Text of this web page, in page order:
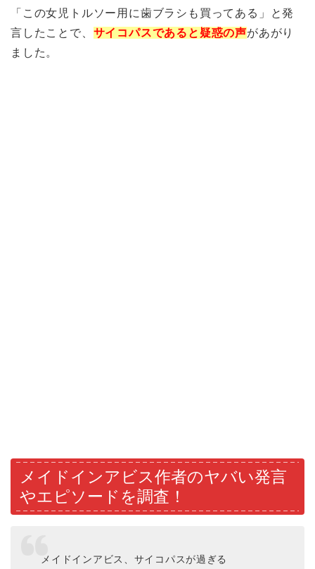
「この女児トルソー用に歯ブラシも買ってある」と発
言したことで、 サイコパスであると疑惑の声があがり
ました。
メイドインアビス作者のヤバい発言
やエピソードを調査！
メイドインアビス、サイコパスが過ぎる